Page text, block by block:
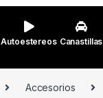
Autoestereos Canastillas
Accesorios